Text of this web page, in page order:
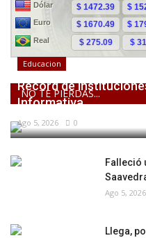
NO TE PIERDAS...
Educacion
Récord de
Informativa...
Ago 5, 2026 0
Falleció
Ago 5, 2026
Llega,